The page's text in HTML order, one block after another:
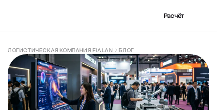
Расчёт
ЛОГИСТИЧЕСКАЯ КОМПАНИЯ FIALAN БЛОГ